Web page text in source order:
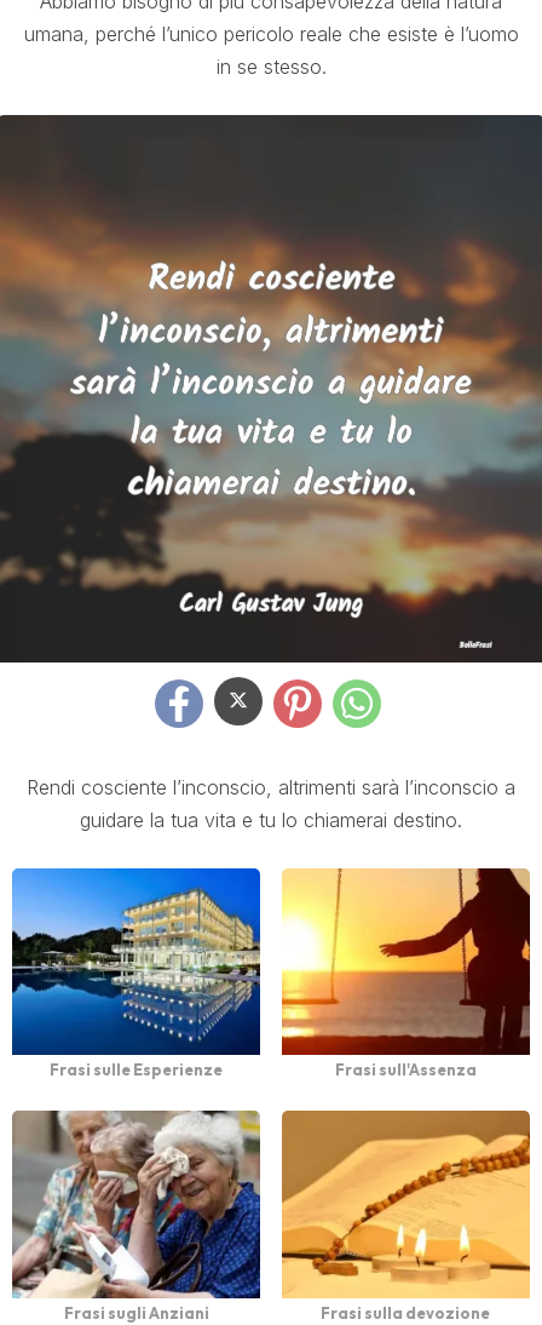
umana, perché l’unico pericolo reale che esiste è l’uomo
in se stesso.
Rendi cosciente l’inconscio, altrimenti sarà l’inconscio a
guidare la tua vita e tu lo chiamerai destino.
Frasi sulle Esperienze Frasi sull'Assenza
Frasi sugli Anziani Frasi sulla devozione